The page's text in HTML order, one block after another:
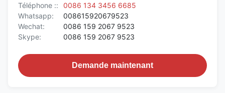
Téléphone ::
0086 134 3456 6685
Whatsapp:
008615920679523
Wechat:
0086 159 2067 9523
Skype:
0086 159 2067 9523
Demande maintenant